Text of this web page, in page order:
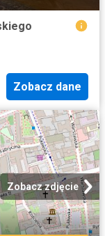
Zobacz dane
Zobacz zdjęcie